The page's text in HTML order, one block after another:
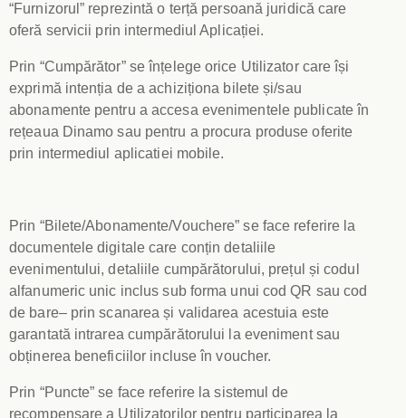
“Furnizorul” reprezintă o terță persoană juridică care
oferă servicii prin intermediul Aplicației.
Prin “Cumpărător” se înțelege orice Utilizator care își
exprimă intenția de a achiziționa bilete și/sau
abonamente pentru a accesa evenimentele publicate în
rețeaua Dinamo sau pentru a procura produse oferite
prin intermediul aplicatiei mobile.
Prin “Bilete/Abonamente/Vouchere” se face referire la
documentele digitale care conțin detaliile
evenimentului, detaliile cumpărătorului, prețul și codul
alfanumeric unic inclus sub forma unui cod QR sau cod
de bare– prin scanarea și validarea acestuia este
garantată intrarea cumpărătorului la eveniment sau
obținerea beneficiilor incluse în voucher.
Prin “Puncte” se face referire la sistemul de
recompensare a Utilizatorilor pentru participarea la